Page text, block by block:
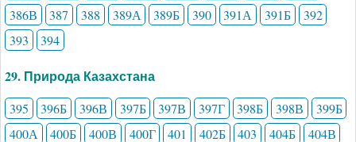
386В
387 388 389А 389Б 390 391А 391Б
392
393
394
29. Природа Казахстана
395 396Б 396В 397Б 397В 397Г 398Б 398В
399Б
400А
400Б 400В 400Г 401 402Б 403 404Б
404В